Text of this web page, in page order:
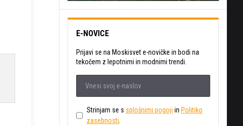
E-NOVICE
Prijavi se na Moskisvet e-novičke in bodi na
tekočem z lepotnimi in modnimi trendi.
Strinjam se s splošnimi pogoji in Politiko
zasebnosti